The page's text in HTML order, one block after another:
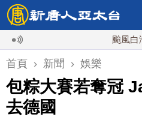
颱風白海豚
首頁 › 新聞 › 娛樂
包粽大賽若奪冠
去德國